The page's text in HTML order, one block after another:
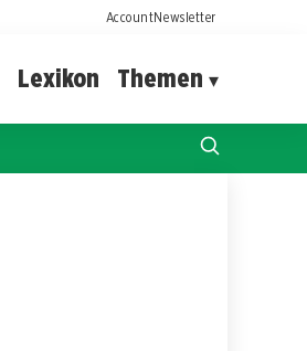
AccountNewsletter
Lexikon Themen